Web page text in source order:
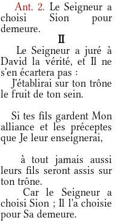
Ant. 2. Le Seigneur a
choisi Sion pour
demeure.
II
Le Seigneur a juré à
David la vérité, et Il ne
s'en écartera pas :
J'établirai sur ton trône
le fruit de ton sein.
Si tes fils gardent Mon
alliance et les préceptes
que Je leur enseignerai,
à tout jamais aussi
leurs fils seront assis sur
ton trône.
Car le Seigneur a
choisi Sion ; Il l'a choisie
pour Sa demeure.